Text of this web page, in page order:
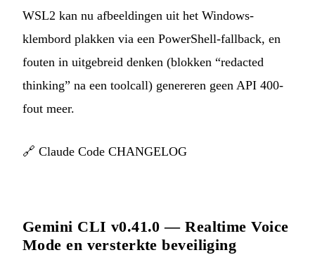
WSL2 kan nu afbeeldingen uit het Windows-
klembord plakken via een PowerShell-fallback, en
fouten in uitgebreid denken (blokken “redacted
thinking” na een toolcall) genereren geen API 400-
fout meer.
🔗 Claude Code CHANGELOG
Gemini CLI v0.41.0 — Realtime Voice
Mode en versterkte beveiliging